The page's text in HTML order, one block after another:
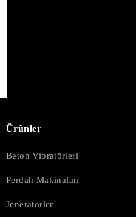
Ürünler
Beton Vibratörleri
Perdah Makinaları
Jeneratörler